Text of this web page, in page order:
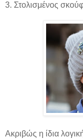
3. Στολισμένος
Ακριβώς η ίδια